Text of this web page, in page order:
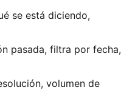
se está diciendo,
pasada, filtra por fecha,
volumen de